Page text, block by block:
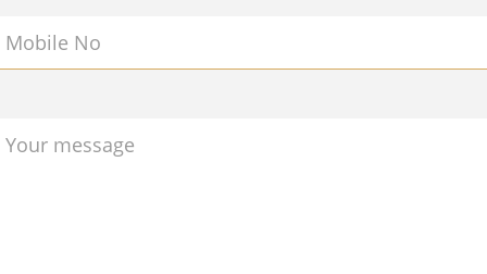
Mobile No
Your message